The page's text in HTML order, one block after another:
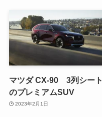
マツダ CX-90 3列シート
のプレミアムSUV
2023年2月1日